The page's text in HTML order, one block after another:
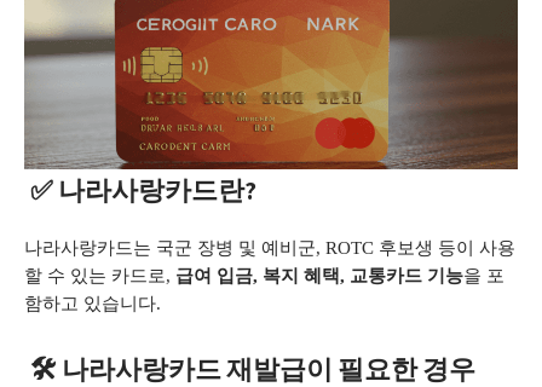
✅ 나라사랑카드란?
나라사랑카드는 국군 장병 및 예비군, ROTC 후보생 등이 사용
할 수 있는 카드로, 급여 입금, 복지 혜택, 교통카드 기능을 포
함하고 있습니다.
🛠 나라사랑카드 재발급이 필요한 경우